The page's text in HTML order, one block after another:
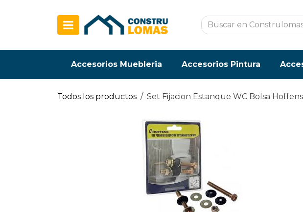
Accesorios Muebleria Accesorios Pintura
Todos los productos Set Fijacion Estanque WC Bolsa Hoffens